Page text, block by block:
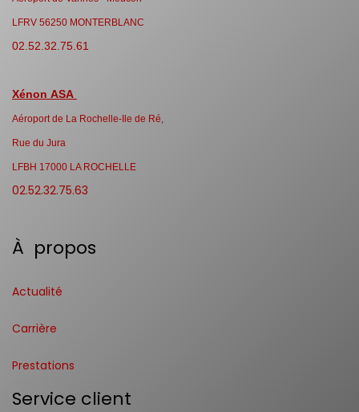
LFRV 56250 MONTERBLANC
02.52.32.75.61
Xénon ASA
Aéroport de La Rochelle-Ile de Ré,
Rue du Jura
LFBH 17000 LA ROCHELLE
02.52.32.75.63
À propos
Actualité
Carrière
Prestations
Service client